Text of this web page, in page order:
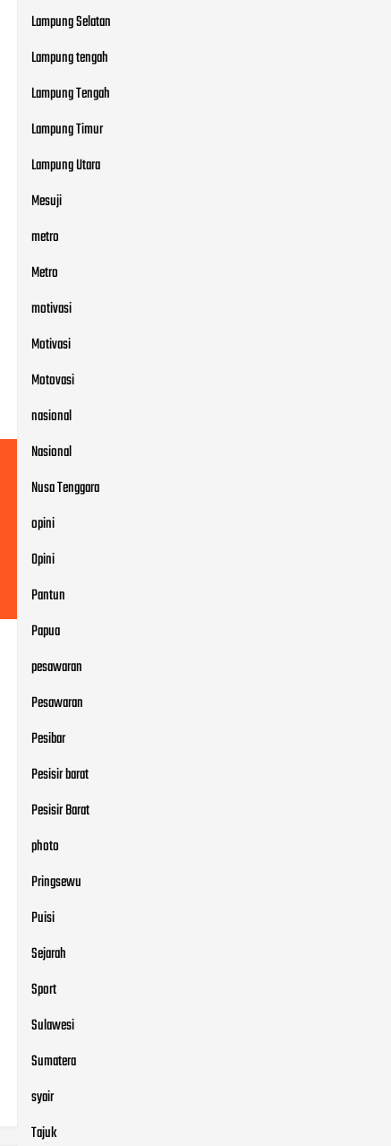
Lampung Selatan
Lampung tengah
Lampung Tengah
Lampung Timur
Lampung Utara
Mesuji
metro
Metro
motivasi
Motivasi
Motovasi
nasional
Nasional
Nusa Tenggara
opini
Opini
Pantun
Papua
pesawaran
Pesawaran
Pesibar
Pesisir barat
Pesisir Barat
photo
Pringsewu
Puisi
Sejarah
Sport
Sulawesi
Sumatera
syair
Tajuk